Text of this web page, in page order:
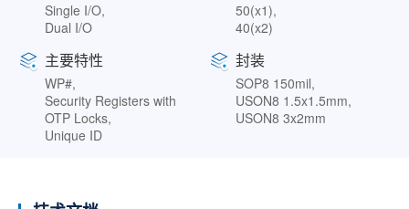
Single I/O,
Dual I/O
50(x1),
40(x2)
主要特性
WP#,
Security Registers with
OTP Locks,
Unique ID
封装
SOP8 150mil,
USON8 1.5x1.5mm,
USON8 3x2mm